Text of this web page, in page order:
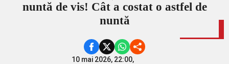
nuntă de vis! Cât a costat o astfel de
nuntă
10 mai 2026, 22:00,